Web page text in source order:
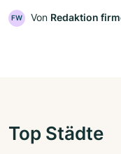
FW Von Redaktion
Top Städte